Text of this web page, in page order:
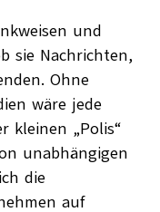
und
sie Nachrichten,
Ohne
wäre jede
kleinen „Polis“
unabhängigen
die
auf